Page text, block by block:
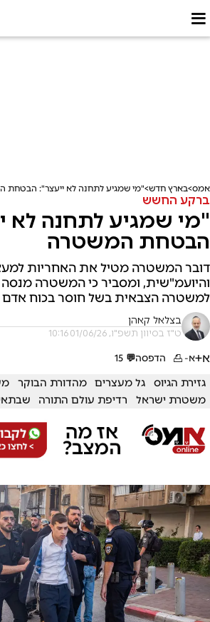
אמס בארץ חדש "מי שמגיע לתחנה לא ייעצר": הבטחת
ברקע החשש
"מי שמגיע לתחנה לא
הבטחת המשטרה
דובר המשטרה מטיל את האחריות
והיועמ"שית, ומסביר כי המשטרה
למשטרה הצבאית בשל חוסר בכוח אדם
בצלאל קאהן
ט"ז בסיוון תשפ"ו, 01/06/26 10:16
א+א- הדפסה💬
15
גזירת הגיוס גל מעצרים מהדורת הבוקר
משטרת ישראל
רדיפת עולם התורה